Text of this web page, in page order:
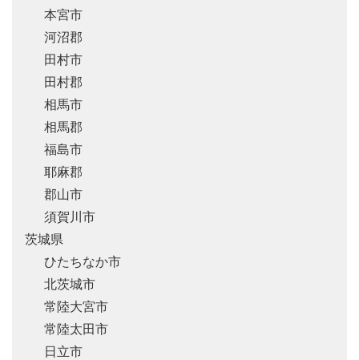
本宮市
河沼郡
田村市
田村郡
相馬市
相馬郡
福島市
耶麻郡
郡山市
須賀川市
茨城県
ひたちなか市
北茨城市
常陸大宮市
常陸太田市
日立市